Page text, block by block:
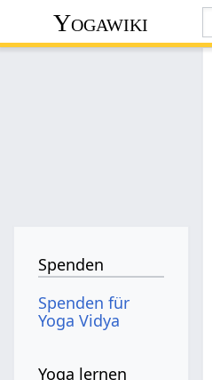
Yogawiki
Spenden
Spenden für
Yoga Vidya
Yoga lernen